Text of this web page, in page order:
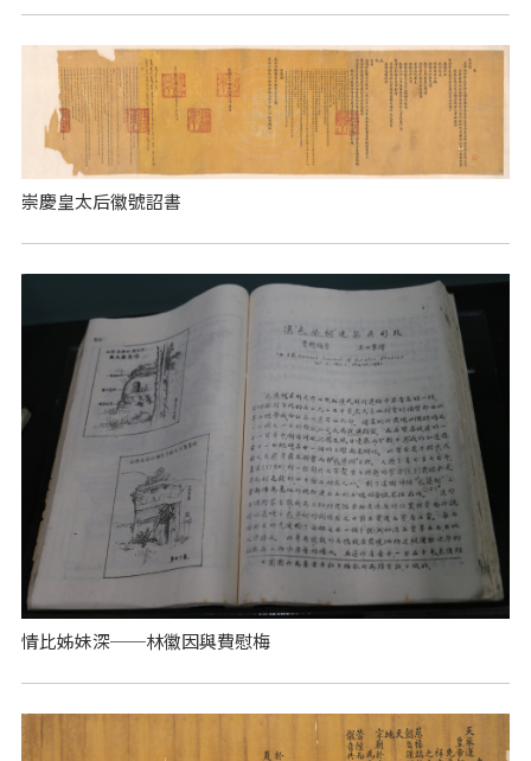
崇慶皇太后徽號詔書
情比姊妹深──林徽因與費慰梅